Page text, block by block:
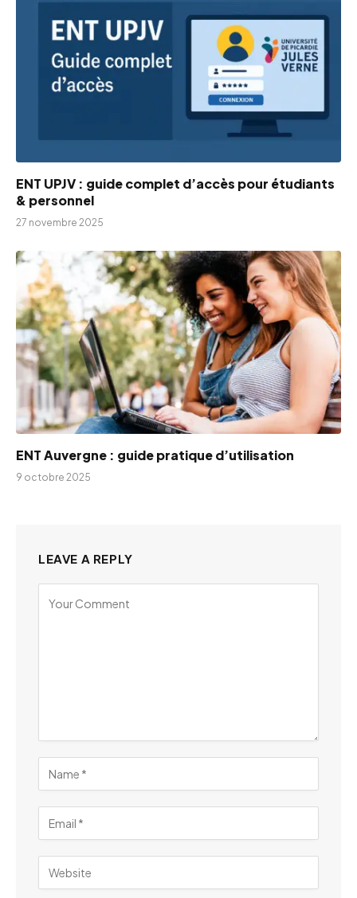
ENT UPJV : guide complet d’accès pour étudiants
& personnel
27 novembre 2025
ENT Auvergne : guide pratique d’utilisation
9 octobre 2025
LEAVE A REPLY